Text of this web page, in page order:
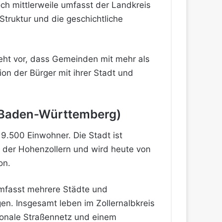
mittlerweile umfasst der Landkreis
und die geschichtliche
vor, dass Gemeinden mit mehr als
der Bürger mit ihrer Stadt und
Württemberg)
Einwohner. Die Stadt ist
Hohenzollern und wird heute von
mehrere Städte und
Insgesamt leben im Zollernalbkreis
Straßennetz und einem